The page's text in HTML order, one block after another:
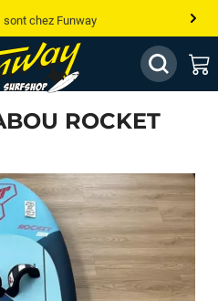
chez Funway
le windsurf, wingfoil, etc...
cher ailleurs ? On s’aligne !
Appelle nous !ROCKET